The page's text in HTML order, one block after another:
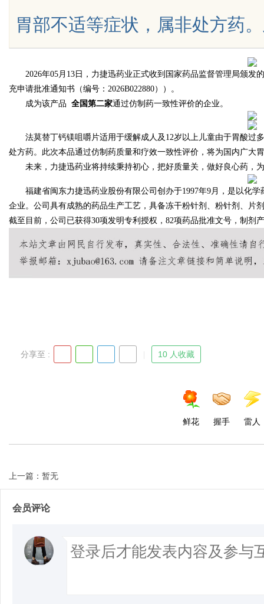
胃部不适等症状，属非处方药
2026年05月13日，力捷迅药业正式收到国家药品监督管理局颁发
充申请批准通知书（编号：2026B022880））。
成为该产品 全国第二家通过仿制药一致性评价的企业。
法莫替丁钙镁咀嚼片适用于缓解成人及12岁以上儿童由于胃酸过
处方药。此次本品通过仿制药质量和疗效一致性评价，将为国内广大
未来，力捷迅药业将持续秉持初心，把好质量关，做好良心药，
福建省闽东力捷迅药业股份有限公司创办于1997年9月，是以化学
企业。公司具有成熟的药品生产工艺，具备冻干粉针剂、粉针剂、片
截至目前，公司已获得30项发明专利授权，82项药品批准文号，制剂
分享至 : 10 人收藏
鲜花 握手 雷人
上一篇：暂无
会员评论